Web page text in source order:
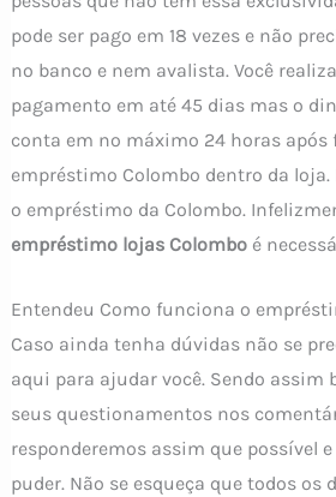
pode ser pago em 18 vezes e não
no banco e nem avalista. Você
pagamento em até 45 dias mas o
conta em no máximo 24 horas após
empréstimo Colombo dentro da
o empréstimo da Colombo.
empréstimo lojas Colomboé
Entendeu Como funciona o
Caso ainda tenha dúvidas não se
aqui para ajudar você. Sendo assim
seus questionamentos nos
responderemos assim que possível
puder. Não se esqueça que todos os